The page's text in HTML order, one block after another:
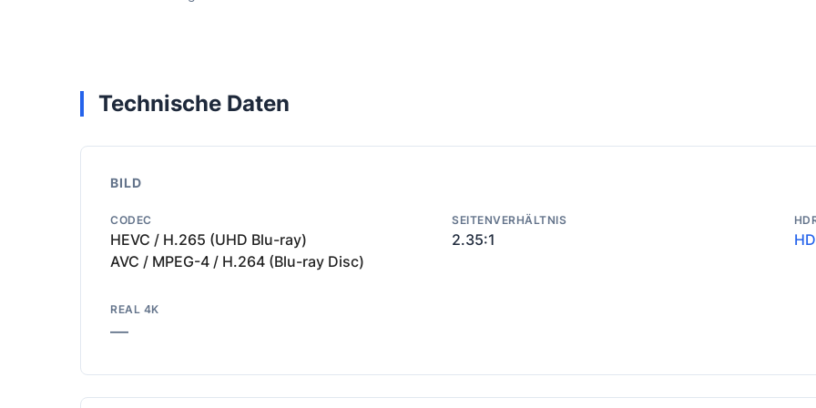
Technische Daten
BILD
CODEC
HEVC / H.265 (UHD Blu-ray)
AVC / MPEG-4 / H.264 (Blu-ray Disc)
SEITENVERHÄLTNIS
2.35:1
REAL 4K
—